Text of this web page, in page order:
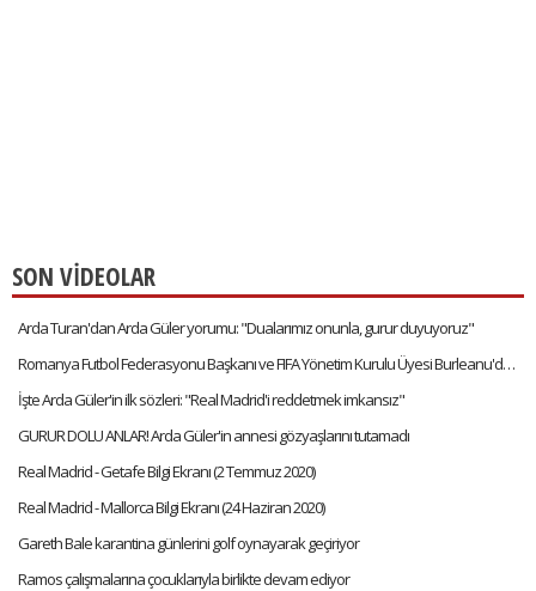
SON VİDEOLAR
Arda Turan'dan Arda Güler yorumu: "Dualarımız onunla, gurur duyuyoruz"
Romanya Futbol Federasyonu Başkanı ve FIFA Yönetim Kurulu Üyesi Burleanu'dan Arda Güler'e övgüler
İşte Arda Güler'in ilk sözleri: "Real Madrid'i reddetmek imkansız"
GURUR DOLU ANLAR! Arda Güler'in annesi gözyaşlarını tutamadı
Real Madrid - Getafe Bilgi Ekranı (2 Temmuz 2020)
Real Madrid - Mallorca Bilgi Ekranı (24 Haziran 2020)
Gareth Bale karantina günlerini golf oynayarak geçiriyor
Ramos çalışmalarına çocuklarıyla birlikte devam ediyor